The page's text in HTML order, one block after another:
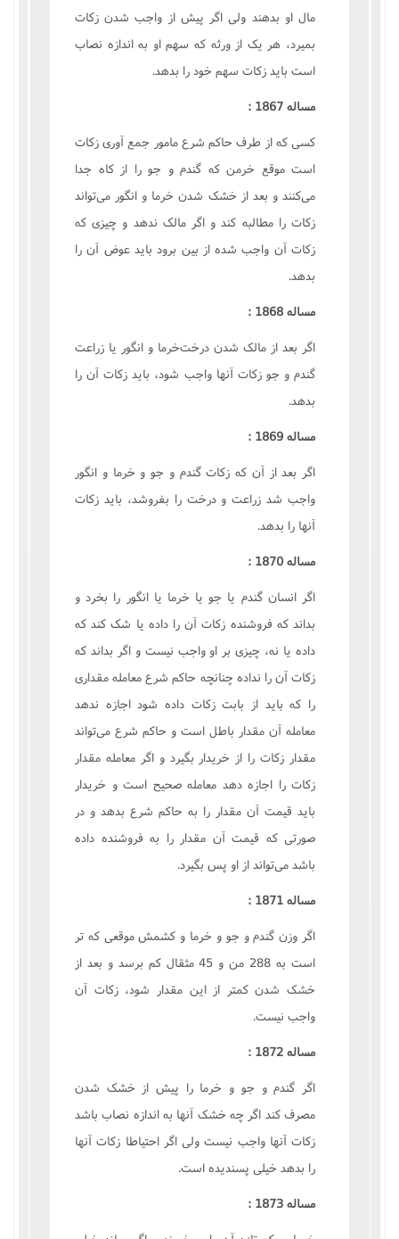
مال او بدهند ولى اگر پيش از واجب شدن زکات
بميرد، هر يک از ورثه که سهم او به اندازه نصاب
است بايد زکات سهم خود را بدهد.
مساله 1867 :
کسى که از طرف حاکم شرع مامور جمع آورى زکات
است موقع خرمن که گندم و جو را از کاه جدا
مى‌کنند و بعد از خشک شدن خرما و انگور مى‌تواند
زکات را مطالبه کند و اگر مالک ندهد و چيزى که
زکات آن واجب شده از بين برود بايد عوض آن را
بدهد.
مساله 1868 :
اگر بعد از مالک شدن درخت‌خرما و انگور يا زراعت
گندم و جو زکات آنها واجب شود، بايد زکات آن را
بدهد.
مساله 1869 :
اگر بعد از آن که زکات گندم و جو و خرما و انگور
واجب شد زراعت و درخت را بفروشد، بايد زکات
آنها را بدهد.
مساله 1870 :
اگر انسان گندم يا جو يا خرما يا انگور را بخرد و
بداند که فروشنده زکات آن را داده يا شک کند که
داده يا نه، چيزى بر او واجب نيست و اگر بداند که
زکات آن را نداده چنانچه حاکم شرع معامله مقدارى
را که بايد از بابت زکات داده شود اجازه ندهد
معامله آن مقدار باطل است و حاکم شرع مى‌تواند
مقدار زکات را از خريدار بگيرد و اگر معامله مقدار
زکات را اجازه دهد معامله صحيح است و خريدار
بايد قيمت آن مقدار را به حاکم شرع بدهد و در
صورتى که قيمت آن مقدار را به فروشنده داده
باشد مى‌تواند از او پس بگيرد.
مساله 1871 :
اگر وزن گندم و جو و خرما و کشمش موقعى که تر
است به 288 من و 45 مثقال کم برسد و بعد از
خشک شدن کمتر از اين مقدار شود، زکات آن
واجب نيست.
مساله 1872 :
اگر گندم و جو و خرما را پيش از خشک شدن
مصرف کند اگر چه خشک آنها به اندازه نصاب باشد
زکات آنها واجب نيست ولى اگر احتياطا زکات آنها
را بدهد خيلى پسنديده است.
مساله 1873 :